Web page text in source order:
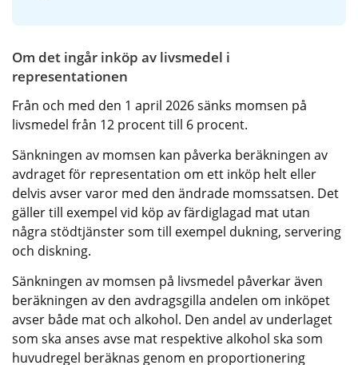
Om det ingår inköp av livsmedel i
representationen
Från och med den 1 april 2026 sänks momsen på
livsmedel från 12 procent till 6 procent.
Sänkningen av momsen kan påverka beräkningen av
avdraget för representation om ett inköp helt eller
delvis avser varor med den ändrade momssatsen. Det
gäller till exempel vid köp av färdiglagad mat utan
några stödtjänster som till exempel dukning, servering
och diskning.
Sänkningen av momsen på livsmedel påverkar även
beräkningen av den avdragsgilla andelen om inköpet
avser både mat och alkohol. Den andel av underlaget
som ska anses avse mat respektive alkohol ska som
huvudregel beräknas genom en proportionering